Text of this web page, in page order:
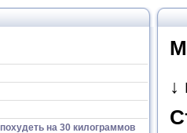
на 30 килограммов